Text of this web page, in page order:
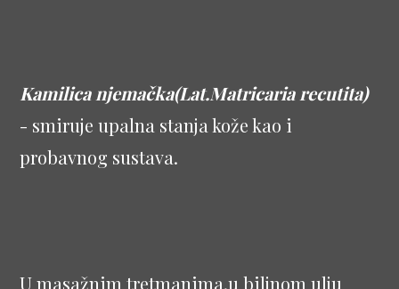
Kamilica njemačka(Lat.Matricaria recutita)
- smiruje upalna stanja kože kao i
probavnog sustava.
U masažnim tretmanima,u biljnom ulju